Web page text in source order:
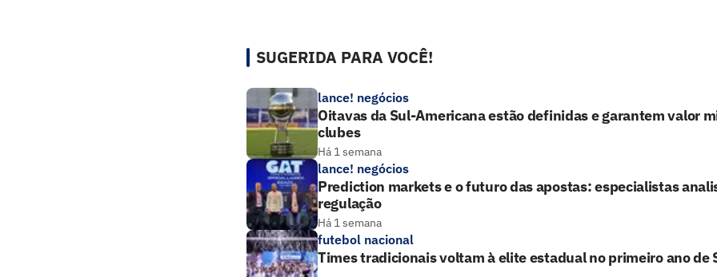
SUGERIDA PARA VOCÊ!
lance! negócios
Oitavas da Sul-Americana estão definidas e garantem valor
clubes
Há 1 semana
lance! negócios
Prediction markets e o futuro das apostas: especialistas
regulação
Há 1 semana
futebol nacional
Times tradicionais voltam à elite estadual no primeiro ano de